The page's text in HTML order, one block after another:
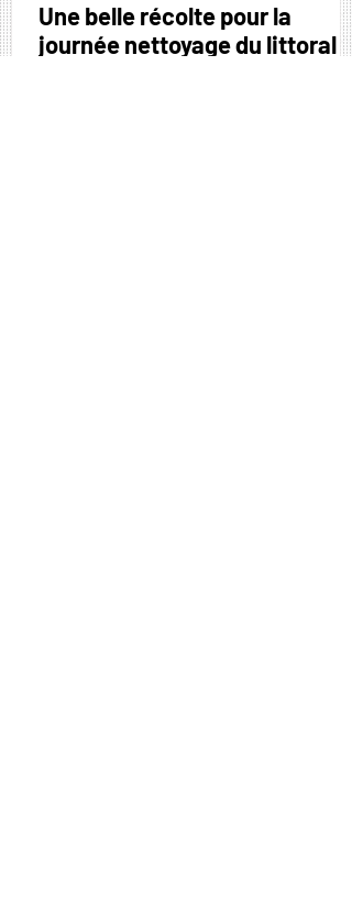
Une belle récolte pour la
journée nettoyage du littoral